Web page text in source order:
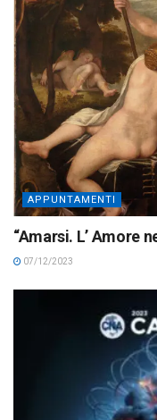
APPUNTAMENTI
“Amarsi. L’ Amore
07/12/2023